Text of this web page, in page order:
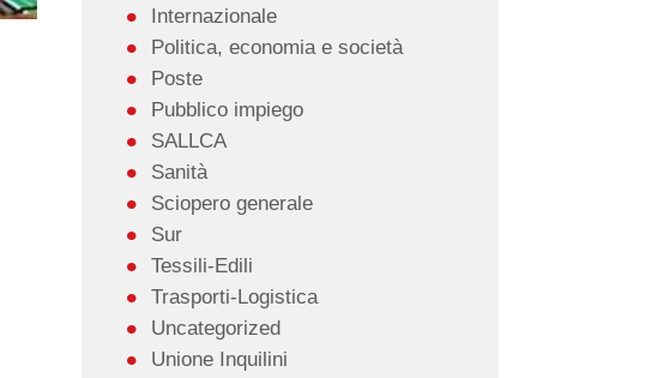
Internazionale
Politica, economia e società
Poste
Pubblico impiego
SALLCA
Sanità
Sciopero generale
Sur
Tessili-Edili
Trasporti-Logistica
Uncategorized
Unione Inquilini